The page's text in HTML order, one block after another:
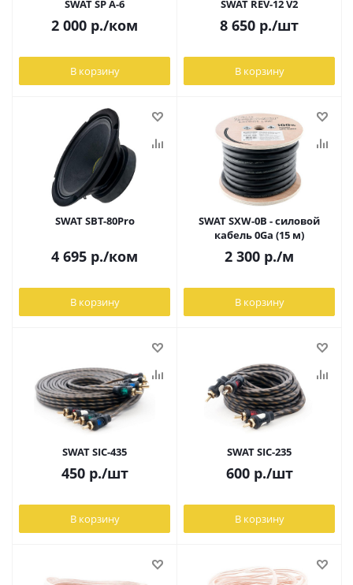
SWAT SP A-6
2 000 р./ком
В корзину
SWAT REV-12 V2
8 650 р./шт
В корзину
SWAT SBT-80Pro
4 695 р./ком
В корзину
SWAT SXW-0B - силовой
кабель 0Ga (15 м)
2 300 р./м
В корзину
SWAT SIC-435
450р./шт
В корзину
SWAT SIC-235
600р./шт
В корзину